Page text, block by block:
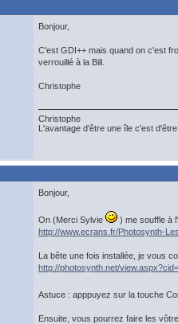
Bonjour,
C'est GDI++ mais quand on c'est
verrouillé à la Bill.
Christophe
Christophe
L'avantage d'être une île c'est
Bonjour,
On (Merci Sylvie
) me souffle à
http://www.ecrans.fr/Photosynth-
La bête une fois installée, je vous
http://photosynth.net/
Astuce : apppuyez sur la touche
Ensuite, vous pourrez faire les